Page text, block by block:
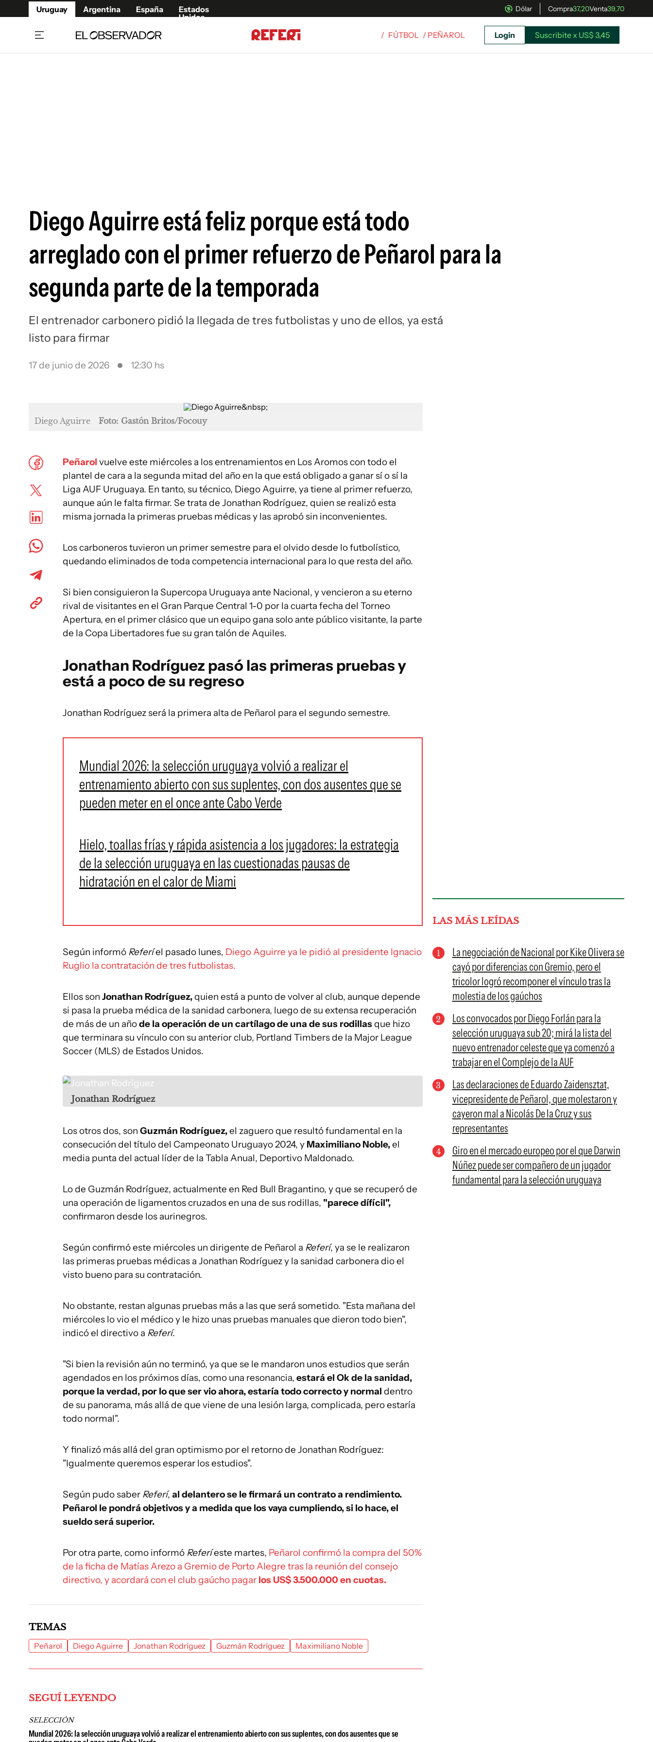
Uruguay Argentina España
Estados
Unidos
Dólar Compra37,20Venta39,70
Siguenos en:
/ FÚTBOL / PEÑAROL Login Suscribite x US$ 3,45
Diego Aguirre está feliz porque está todo
arreglado con el primer refuerzo de Peñarol para la
segunda parte de la temporada
El entrenador carbonero pidió la llegada de tres futbolistas y uno de ellos, ya está
listo para firmar
17 de junio de 2026 12:30 hs
Diego Aguirre Foto: Gastón Britos/Focouy
Peñarol vuelve este miércoles a los entrenamientos en Los Aromos con todo el
plantel de cara a la segunda mitad del año en la que está obligado a ganar sí o sí la
Liga AUF Uruguaya. En tanto, su técnico, Diego Aguirre, ya tiene al primer refuerzo,
aunque aún le falta firmar. Se trata de Jonathan Rodríguez, quien se realizó esta
misma jornada la primeras pruebas médicas y las aprobó sin inconvenientes.
Los carboneros tuvieron un primer semestre para el olvido desde lo futbolístico,
quedando eliminados de toda competencia internacional para lo que resta del año.
Si bien consiguieron la Supercopa Uruguaya ante Nacional, y vencieron a su eterno
rival de visitantes en el Gran Parque Central 1-0 por la cuarta fecha del Torneo
Apertura, en el primer clásico que un equipo gana solo ante público visitante, la parte
de la Copa Libertadores fue su gran talón de Aquiles.
Jonathan Rodríguez pasó las primeras pruebas y
está a poco de su regreso
Jonathan Rodríguez será la primera alta de Peñarol para el segundo semestre.
Mundial 2026: la selección uruguaya volvió a realizar el
entrenamiento abierto con sus suplentes, con dos ausentes que se
pueden meter en el once ante Cabo Verde
Hielo, toallas frías y rápida asistencia a los jugadores: la estrategia
de la selección uruguaya en las cuestionadas pausas de
hidratación en el calor de Miami
Según informó Referíel pasado lunes, Diego Aguirre ya le pidió al presidente Ignacio
Ruglio la contratación de tres futbolistas.
Ellos son Jonathan Rodríguez,quien está a punto de volver al club, aunque depende
si pasa la prueba médica de la sanidad carbonera, luego de su extensa recuperación
de más de un añode la operación de un cartílago de una de sus rodillasque hizo
que terminara su vínculo con su anterior club, Portland Timbers de la Major League
Soccer (MLS) de Estados Unidos.
Jonathan Rodríguez
Los otros dos, son Guzmán Rodríguez,el zaguero que resultó fundamental en la
consecución del título del Campeonato Uruguayo 2024, y Maximiliano Noble,el
media punta del actual líder de la Tabla Anual, Deportivo Maldonado.
Lo de Guzmán Rodríguez, actualmente en Red Bull Bragantino, y que se recuperó de
una operación de ligamentos cruzados en una de sus rodillas, "parece dífícil",
confirmaron desde los aurinegros.
Según confirmó este miércoles un dirigente de Peñarol a Referí, ya se le realizaron
las primeras pruebas médicas a Jonathan Rodríguez y la sanidad carbonera dio el
visto bueno para su contratación.
No obstante, restan algunas pruebas más a las que será sometido. "Esta mañana del
miércoles lo vio el médico y le hizo unas pruebas manuales que dieron todo bien",
indicó el directivo a Referí.
"Si bien la revisión aún no terminó, ya que se le mandaron unos estudios que serán
agendados en los próximos días, como una resonancia, estará el Ok de la sanidad,
porque la verdad, por lo que ser vio ahora, estaría todo correcto y normal dentro
de su panorama, más allá de que viene de una lesión larga, complicada, pero estaría
todo normal".
Y finalizó más allá del gran optimismo por el retorno de Jonathan Rodríguez:
"Igualmente queremos esperar los estudios".
Según pudo saber Referí, al delantero se le firmará un contrato a rendimiento.
Peñarol le pondrá objetivos y a medida que los vaya cumpliendo, si lo hace, el
sueldo será superior.
Por otra parte, como informó Referíeste martes, Peñarol confirmó la compra del 50%
de la ficha de Matías Arezo a Gremio de Porto Alegre tras la reunión del consejo
directivo, y acordará con el club gaúcho pagar los US$ 3.500.000 en cuotas.
LAS MÁS LEÍDAS
La negociación de Nacional por Kike Olivera se
cayó por diferencias con Gremio, pero el
tricolor logró recomponer el vínculo tras la
molestia de los gaúchos
Los convocados por Diego Forlán para la
selección uruguaya sub 20; mirá la lista del
nuevo entrenador celeste que ya comenzó a
trabajar en el Complejo de la AUF
Las declaraciones de Eduardo Zaidensztat,
vicepresidente de Peñarol, que molestaron y
cayeron mal a Nicolás De la Cruz y sus
representantes
Giro en el mercado europeo por el que Darwin
Núñez puede ser compañero de un jugador
fundamental para la selección uruguaya
TEMAS
Peñarol Diego Aguirre Jonathan Rodríguez Guzmán Rodríguez Maximiliano Noble
SEGUÍ LEYENDO
SELECCIÓN
Mundial 2026: la selección uruguaya volvió a realizar el entrenamiento abierto con sus suplentes, con dos ausentes que se